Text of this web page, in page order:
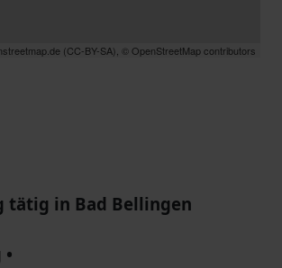
(CC-BY-SA), © OpenStreetMap contributors
tätig in Bad Bellingen